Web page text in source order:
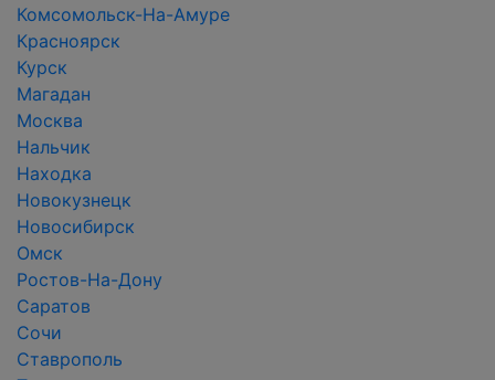
Комсомольск-На-Амуре
Красноярск
Курск
Магадан
Москва
Нальчик
Находка
Новокузнецк
Новосибирск
Омск
Ростов-На-Дону
Саратов
Сочи
Ставрополь